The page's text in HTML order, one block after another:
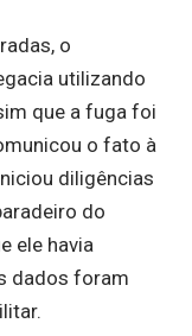
o
utilizando
que a fuga foi
o fato à
diligências
do
ele havia
dados foram